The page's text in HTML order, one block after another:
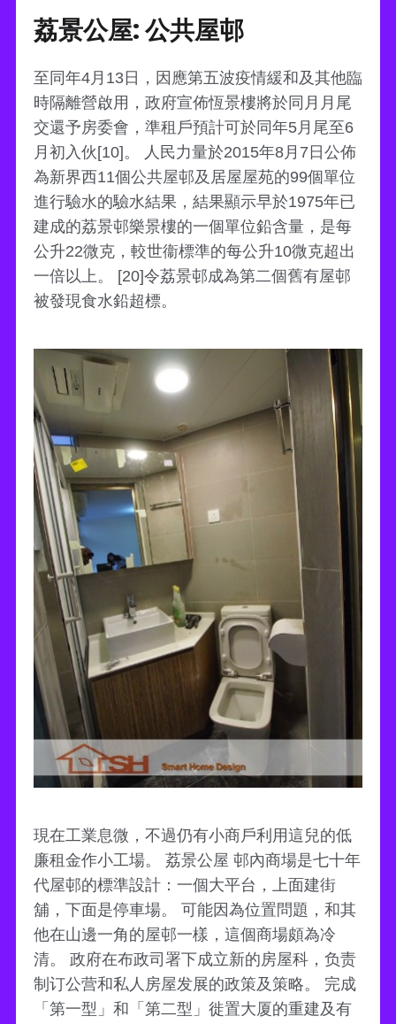
荔景公屋: 公共屋邨
至同年4月13日，因應第五波疫情緩和及其他臨
時隔離營啟用，政府宣佈恆景樓將於同月月尾
交還予房委會，準租戶預計可於同年5月尾至6
月初入伙[10]。 人民力量於2015年8月7日公佈
為新界西11個公共屋邨及居屋屋苑的99個單位
進行驗水的驗水結果，結果顯示早於1975年已
建成的荔景邨樂景樓的一個單位鉛含量，是每
公升22微克，較世衞標準的每公升10微克超出
一倍以上。 [20]令荔景邨成為第二個舊有屋邨
被發現食水鉛超標。
現在工業息微，不過仍有小商戶利用這兒的低
廉租金作小工場。 荔景公屋 邨內商場是七十年
代屋邨的標準設計：一個大平台，上面建街
舖，下面是停車場。 可能因為位置問題，和其
他在山邊一角的屋邨一樣，這個商場頗為冷
清。 政府在布政司署下成立新的房屋科，负责
制订公营和私人房屋发展的政策及策略。 完成
「第一型」和「第二型」徙置大厦的重建及有